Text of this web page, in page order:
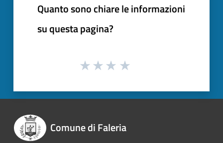
Quanto sono chiare le informazioni
su questa pagina?
Comune di Faleria